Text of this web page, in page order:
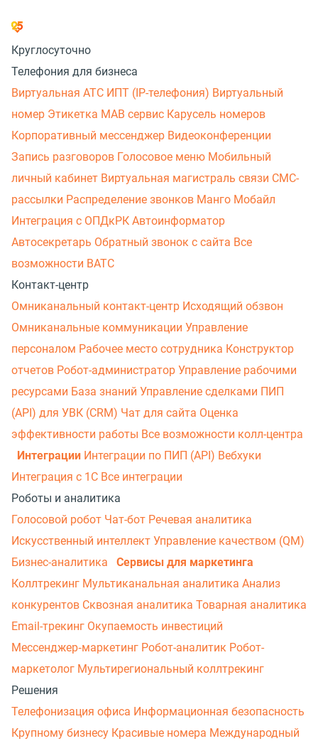
Круглосуточно
Телефония для бизнеса
Виртуальная АТС ИПТ (IP-телефония) Виртуальный
номер Этикетка МАВ сервис Карусель номеров
Корпоративный мессенджер Видеоконференции
Запись разговоров Голосовое меню Мобильный
личный кабинет Виртуальная магистраль связи СМС-
рассылки Распределение звонков Манго Мобайл
Интеграция с ОПДкРК Автоинформатор
Автосекретарь Обратный звонок с сайта Все
возможности ВАТС
Контакт-центр
Омниканальный контакт-центр Исходящий обзвон
Омниканальные коммуникации Управление
персоналом Рабочее место сотрудника Конструктор
отчетов Робот-администратор Управление рабочими
ресурсами База знаний Управление сделками ПИП
(API) для УВК (CRM) Чат для сайта Оценка
эффективности работы Все возможности колл-центра
Интеграции Интеграции по ПИП (API) Вебхуки
Интеграция с 1С Все интеграции
Роботы и аналитика
Голосовой робот Чат-бот Речевая аналитика
Искусственный интеллект Управление качеством (QM)
Бизнес-аналитика
Сервисы для маркетинга
Коллтрекинг Мультиканальная аналитика Анализ
конкурентов Сквозная аналитика Товарная аналитика
Email-трекинг Окупаемость инвестиций
Мессенджер‑маркетинг Робот-аналитик Робот-
маркетолог Мультирегиональный коллтрекинг
Решения
Телефонизация офиса Информационная безопасность
Крупному бизнесу Красивые номера Международный